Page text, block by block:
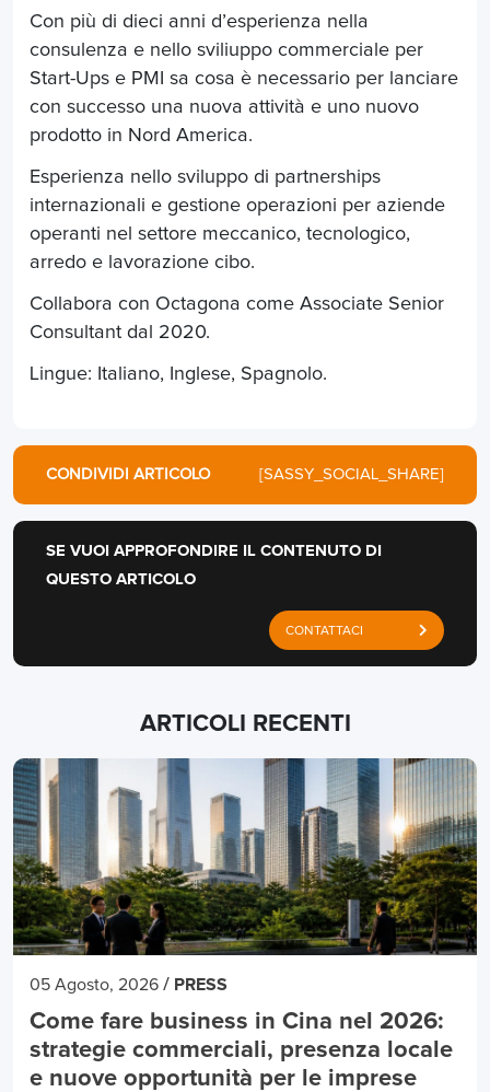
Con più di dieci anni d’esperienza nella
consulenza e nello sviliuppo commerciale per
Start-Ups e PMI sa cosa è necessario per lanciare
con successo una nuova attività e uno nuovo
prodotto in Nord America.
Esperienza nello sviluppo di partnerships
internazionali e gestione operazioni per aziende
operanti nel settore meccanico, tecnologico,
arredo e lavorazione cibo.
Collabora con Octagona come Associate Senior
Consultant dal 2020.
Lingue: Italiano, Inglese, Spagnolo.
CONDIVIDI ARTICOLO [SASSY_SOCIAL_SHARE]
SE VUOI APPROFONDIRE IL CONTENUTO DI
QUESTO ARTICOLO
CONTATTACI
ARTICOLI RECENTI
05 Agosto, 2026 / PRESS
Come fare business in Cina nel 2026:
strategie commerciali, presenza locale
e nuove opportunità per le imprese